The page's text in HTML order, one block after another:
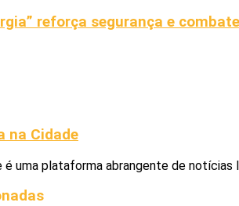
reforça segurança e
na Cidade
é uma plataforma abrangente de